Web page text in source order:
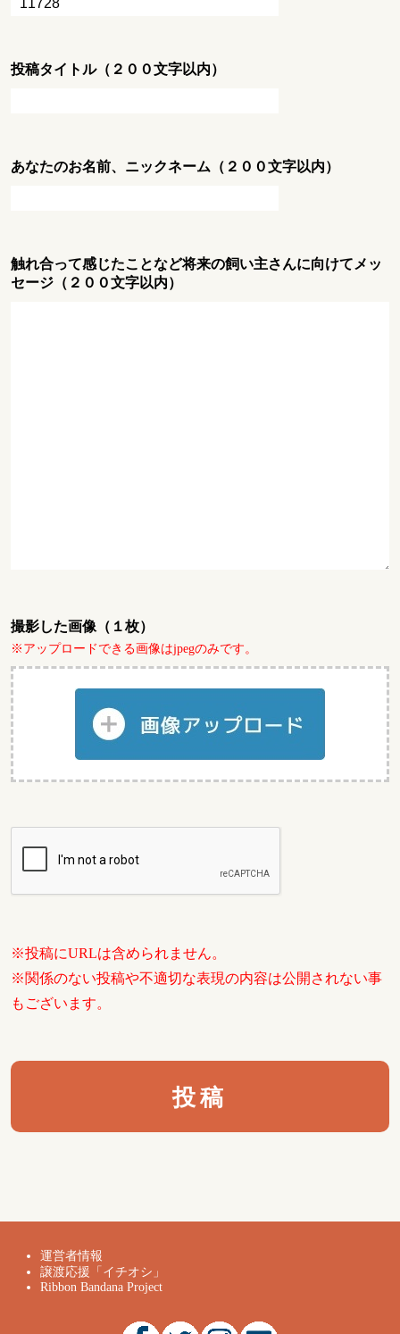
投稿タイトル（２００文字以内）
あなたのお名前、ニックネーム（２００文字以内）
触れ合って感じたことなど将来の飼い主さんに向けてメッ
セージ（２００文字以内）
撮影した画像（１枚）
※アップロードできる画像はjpegのみです。
※投稿にURLは含められません。
※関係のない投稿や不適切な表現の内容は公開されない事
もございます。
運営者情報
譲渡応援「イチオシ」
Ribbon Bandana Project